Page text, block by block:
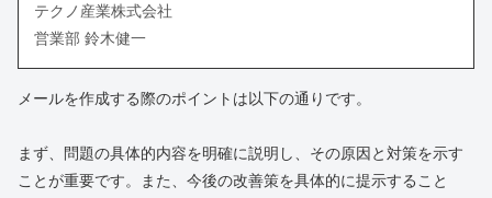
テクノ産業株式会社
営業部 鈴木健一
メールを作成する際のポイントは以下の通りです。
まず、問題の具体的内容を明確に説明し、その原因と対策を示す
ことが重要です。また、今後の改善策を具体的に提示すること